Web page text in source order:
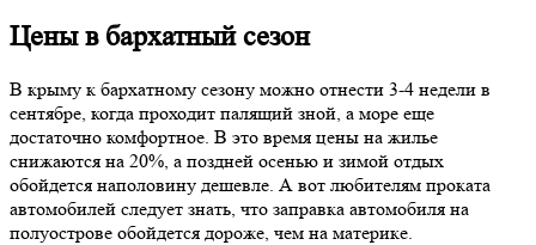
Цены в бархатный сезон
В крыму к бархатному сезону можно отнести 3-4 недели в
сентябре, когда проходит палящий зной, а море еще
достаточно комфортное. В это время цены на жилье
снижаются на 20%, а поздней осенью и зимой отдых
обойдется наполовину дешевле. А вот любителям проката
автомобилей следует знать, что заправка автомобиля на
полуострове обойдется дороже, чем на материке.